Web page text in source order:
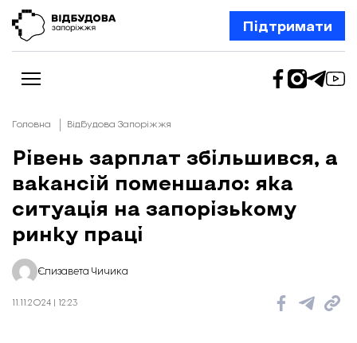
Підтримати
Новини
Відбудова Запоріжжя
Ексклюзив
Бізнес
Шлях додому
Колонки
Про нас
Редакційна політика
Головна Відбудова Запоріжжя
Рівень зарплат збільшився, а
вакансій поменшало: яка
ситуація на запорізькому
ринку праці
Єлизавета Чичика
11.11.2024 | 12:23